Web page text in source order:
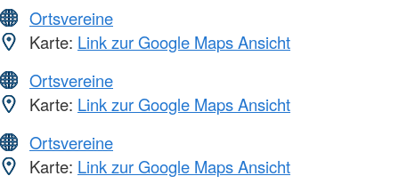
Ortsvereine
Karte: Link zur Google Maps Ansicht
Ortsvereine
Karte: Link zur Google Maps Ansicht
Ortsvereine
Karte: Link zur Google Maps Ansicht